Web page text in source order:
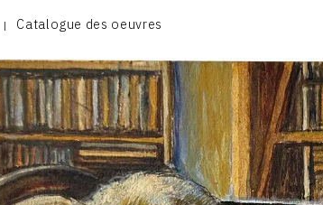
Catalogue des oeuvres
CONTACT